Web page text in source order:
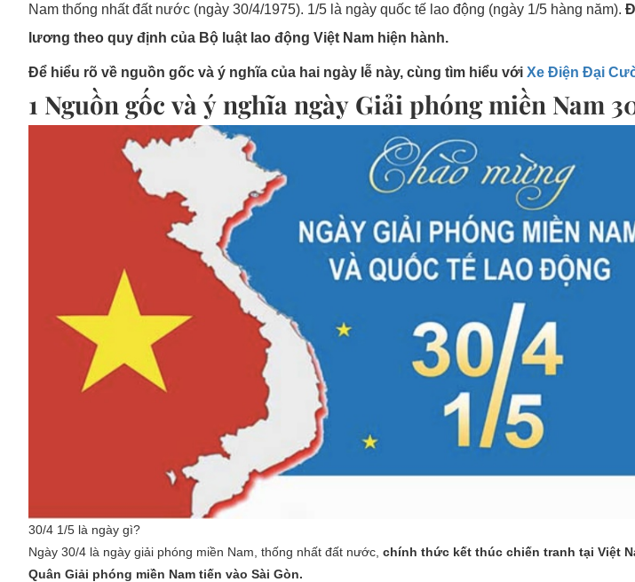
Nam thống nhất đất nước (ngày 30/4/1975). 1/5 là ngày quốc tế lao động (ngày 1/5 hàng năm).
lương theo quy định của Bộ luật lao động Việt Nam hiện hành.
Để hiểu rõ về nguồn gốc và ý nghĩa của hai ngày lễ này, cùng tìm hiểu với Xe Điện Đại
1 Nguồn gốc và ý nghĩa ngày Giải phóng miền Nam
30/4 1/5 là ngày gì?
Ngày 30/4 là ngày giải phóng miền Nam, thống nhất đất nước, chính thức kết thúc chiến tranh tại Việt
Quân Giải phóng miền Nam tiến vào Sài Gòn.